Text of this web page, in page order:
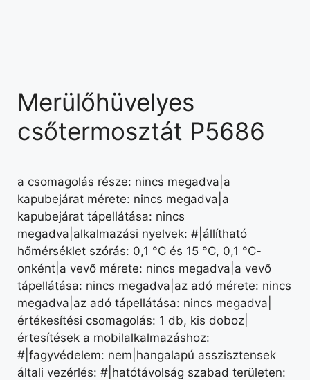
Merülőhüvelyes
csőtermosztát P5686
a csomagolás része: nincs megadva|a
kapubejárat mérete: nincs megadva|a
kapubejárat tápellátása: nincs
megadva|alkalmazási nyelvek: #|állítható
hőmérséklet szórás: 0,1 °C és 15 °C, 0,1 °C-
onként|a vevő mérete: nincs megadva|a vevő
tápellátása: nincs megadva|az adó mérete: nincs
megadva|az adó tápellátása: nincs megadva|
értékesítési csomagolás: 1 db, kis doboz|
értesítések a mobilalkalmazáshoz:
#|fagyvédelem: nem|hangalapú asszisztensek
általi vezérlés: #|hatótávolság szabad területen: